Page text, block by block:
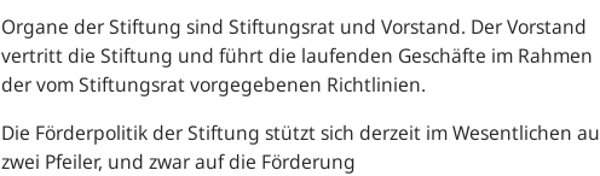
Organe der Stiftung sind Stiftungsrat und Vorstand. Der Vorstand
vertritt die Stiftung und führt die laufenden Geschäfte im Rahmen
der vom Stiftungsrat vorgegebenen Richtlinien.
Die Förderpolitik der Stiftung stützt sich derzeit im Wesentlichen
zwei Pfeiler, und zwar auf die Förderung